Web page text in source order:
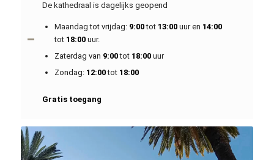
De kathedraal is dagelijks geopend
Maandag tot vrijdag: 9:00tot 13:00uur en 14:00
tot 18:00uur.
Zaterdag van 9:00tot 18:00uur
Zondag: 12:00tot 18:00
Gratis toegang